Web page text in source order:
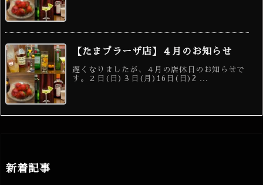
【たまプラーザ店】４月のお知らせ
遅くなりましたが、４月の店休日のお知らせで
す。２日(日)３日(月)16日(日)2 ...
新着記事